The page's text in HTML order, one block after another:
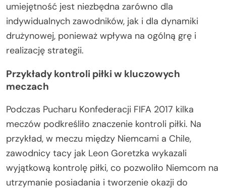
umiejętność jest niezbędna zarówno dla
indywidualnych zawodników, jak i dla dynamiki
drużynowej, ponieważ wpływa na ogólną grę i
realizację strategii.
Przykłady kontroli piłki w kluczowych
meczach
Podczas Pucharu Konfederacji FIFA 2017 kilka
meczów podkreśliło znaczenie kontroli piłki. Na
przykład, w meczu między Niemcami a Chile,
zawodnicy tacy jak Leon Goretzka wykazali
wyjątkową kontrolę piłki, co pozwoliło Niemcom na
utrzymanie posiadania i tworzenie okazji do